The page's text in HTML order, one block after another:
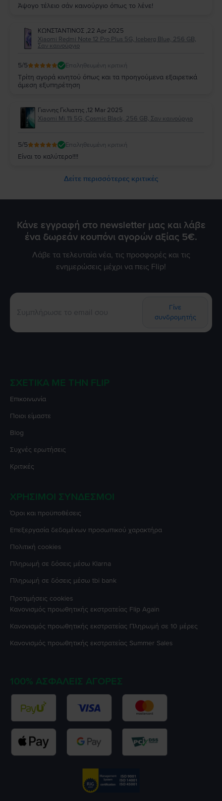
Άψογο τέλειο σάν καινούργιο όπως το λένε!
ΚΩΝΣΤΑΝΤΙΝΟΣ ,22 Apr 2025
Xiaomi Redmi Note 12 Pro Plus 5G, Iceberg Blue, 256 GB,
Σαν καινούργιο
5/5 Επαληθευμένη κριτική
Τρίτη αγορά κινητού όπως και τα προηγούμενα εξαιρετικά
άμεση εξυπηρέτηση
Γιαννης Γκλιατης ,12 Mar 2025
Xiaomi Mi 11i 5G, Cosmic Black, 256 GB, Σαν καινούργιο
5/5 Επαληθευμένη κριτική
Είναι το καλύτερο!!!!
Δείτε περισσότερες κριτικές
Κάνε εγγραφή στο newsletter μας και λάβε
ένα δωρεάν κουπόνι αγορών αξίας 5€.
Λάβε τα τελευταία νέα, τις προσφορές και τις
ενημερώσεις μέχρι να πεις Flip!
Γίνε
συνδρομητής
ΣΧΕΤΙΚΆ ΜΕ ΤΗΝ FLIP
Επικοινωνία
Ποιοι είμαστε
Blog
Συχνές ερωτήσεις
Κριτικές
ΧΡΉΣΙΜΟΙ ΣΎΝΔΕΣΜΟΙ
Όροι και προϋποθέσεις
Επεξεργασία δεδομένων προσωπικού χαρακτήρα
Πολιτική cookies
Πληρωμή σε δόσεις μέσω Klarna
Πληρωμή σε δόσεις μέσω tbi bank
Προτιμήσεις cookies
Κανονισμός προωθητικής εκστρατείας Flip Again
Κανονισμός προωθητικής εκστρατείας Πληρωμή σε 10 μέρες
Κανονισμός προωθητικής εκστρατείας Summer Sales
100% ΑΣΦΑΛΕΊΣ ΑΓΟΡΈΣ